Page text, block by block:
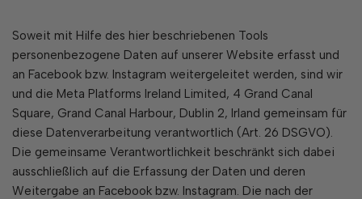
Soweit mit Hilfe des hier beschriebenen Tools
personenbezogene Daten auf unserer Website erfasst und
an Facebook bzw. Instagram weitergeleitet werden, sind wir
und die Meta Platforms Ireland Limited, 4 Grand Canal
Square, Grand Canal Harbour, Dublin 2, Irland gemeinsam für
diese Datenverarbeitung verantwortlich (Art. 26 DSGVO).
Die gemeinsame Verantwortlichkeit beschränkt sich dabei
ausschließlich auf die Erfassung der Daten und deren
Weitergabe an Facebook bzw. Instagram. Die nach der